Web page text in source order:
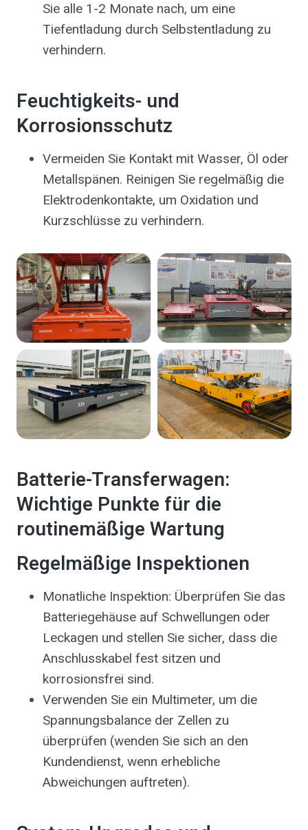
Sie alle 1-2 Monate nach, um eine
Tiefentladung durch Selbstentladung zu
verhindern.
Feuchtigkeits- und
Korrosionsschutz
Vermeiden Sie Kontakt mit Wasser, Öl oder
Metallspänen. Reinigen Sie regelmäßig die
Elektrodenkontakte, um Oxidation und
Kurzschlüsse zu verhindern.
Batterie-Transferwagen:
Wichtige Punkte für die
routinemäßige Wartung
Regelmäßige Inspektionen
Monatliche Inspektion: Überprüfen Sie das
Batteriegehäuse auf Schwellungen oder
Leckagen und stellen Sie sicher, dass die
Anschlusskabel fest sitzen und
korrosionsfrei sind.
Verwenden Sie ein Multimeter, um die
Spannungsbalance der Zellen zu
überprüfen (wenden Sie sich an den
Kundendienst, wenn erhebliche
Abweichungen auftreten).